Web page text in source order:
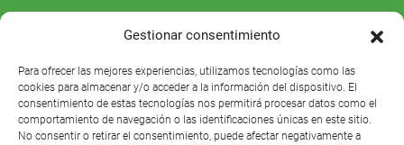
Gestionar consentimiento
Para ofrecer las mejores experiencias, utilizamos tecnologías como las
cookies para almacenar y/o acceder a la información del dispositivo. El
consentimiento de estas tecnologías nos permitirá procesar datos como el
comportamiento de navegación o las identificaciones únicas en este sitio.
No consentir o retirar el consentimiento, puede afectar negativamente a
Agenda